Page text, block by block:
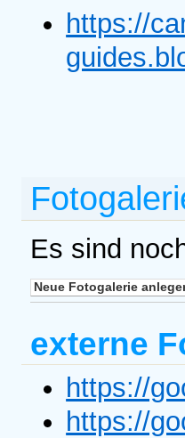
https://
Es sind
externe
https://
https://